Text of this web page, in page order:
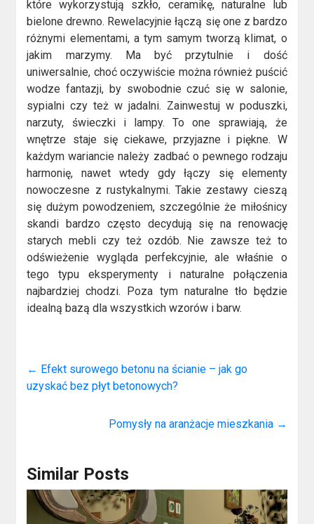
które wykorzystują szkło, ceramikę, naturalne lub
bielone drewno. Rewelacyjnie łączą się one z bardzo
różnymi elementami, a tym samym tworzą klimat, o
jakim marzymy. Ma być przytulnie i dość
uniwersalnie, choć oczywiście można również puścić
wodze fantazji, by swobodnie czuć się w salonie,
sypialni czy też w jadalni. Zainwestuj w poduszki,
narzuty, świeczki i lampy. To one sprawiają, że
wnętrze staje się ciekawe, przyjazne i piękne. W
każdym wariancie należy zadbać o pewnego rodzaju
harmonię, nawet wtedy gdy łączy się elementy
nowoczesne z rustykalnymi. Takie zestawy cieszą
się dużym powodzeniem, szczególnie że miłośnicy
skandi bardzo często decydują się na renowację
starych mebli czy też ozdób. Nie zawsze też to
odświeżenie wygląda perfekcyjnie, ale właśnie o
tego typu eksperymenty i naturalne połączenia
najbardziej chodzi. Poza tym naturalne tło będzie
idealną bazą dla wszystkich wzorów i barw.
← Efekt surowego betonu na ścianie – jak go
uzyskać bez płyt betonowych?
Pomysły na aranżacje mieszkania →
Similar Posts